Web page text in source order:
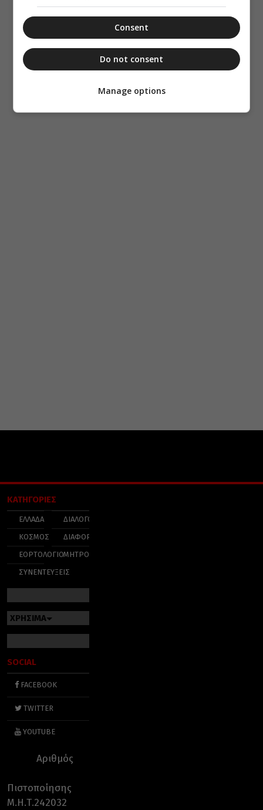
ΚΑΤΗΓΟΡΙΕΣ
ΕΛΛΑΔΑ
ΚΟΣΜΟΣ
ΕΟΡΤΟΛΟΓΙΟ
ΣΥΝΕΝΤΕΥΞΕΙΣ
ΔΙΑΛΟΓΟΣ
ΔΙΑΦΟΡΑ
ΜΗΤΡΟΠΟΛΕΙΣ
ΧΡΗΣΙΜΑ
SOCIAL
FACEBOOK
TWITTER
YOUTUBE
Αριθμός
Πιστοποίησης
Μ.Η.Τ.242032
Consent
Do not consent
Manage options